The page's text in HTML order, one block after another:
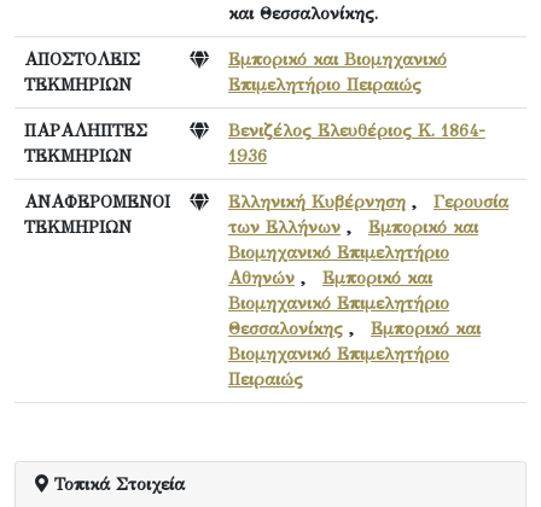
και Θεσσαλονίκης.
ΑΠΟΣΤΟΛΕΙΣ
ΤΕΚΜΗΡΙΩΝ
Εμπορικό και Βιομηχανικό
Επιμελητήριο Πειραιώς
ΠΑΡΑΛΗΠΤΕΣ
ΤΕΚΜΗΡΙΩΝ
Βενιζέλος Ελευθέριος Κ. 1864-
1936
ΑΝΑΦΕΡΟΜΕΝΟΙ
ΤΕΚΜΗΡΙΩΝ
Ελληνική Κυβέρνηση , Γερουσία
των Ελλήνων , Εμπορικό και
Βιομηχανικό Επιμελητήριο
Αθηνών , Εμπορικό και
Βιομηχανικό Επιμελητήριο
Θεσσαλονίκης , Εμπορικό και
Βιομηχανικό Επιμελητήριο
Πειραιώς
Τοπικά Στοιχεία